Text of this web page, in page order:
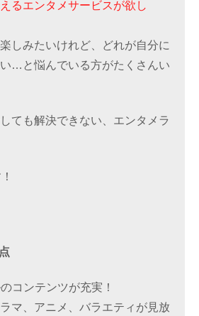
るエンタメサービスが欲し
しみたいけれど、どれが自分に
…と悩んでいる方がたくさんい
ても解決できない、エンタメラ
コンテンツが充実！
マ、アニメ、バラエティが見放